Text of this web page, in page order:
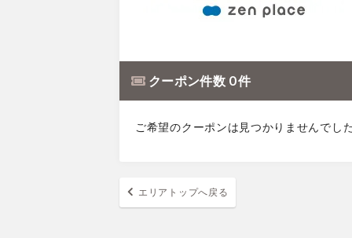
クーポン件数 0 件
ご希望のクーポンは見つかりませんでし
エリアトップへ戻る